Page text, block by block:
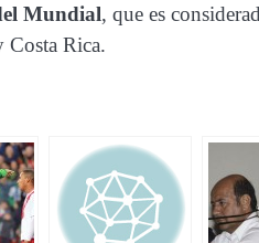
Mundial, que es
Costa Rica.